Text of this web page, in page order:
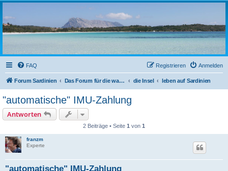
sardinien-forum.org
Das Forum der Freunde Sardiniens
FAQ Anmelden
Registrieren
Forum Sardinien Das Forum für die wahren Freunde Sardiniens.. die Insel leben auf Sardinien
"automatische" IMU-Zahlung
Antworten
2 Beiträge • Seite 1 von 1
franzm
Experte
"automatische" IMU-Zahlung